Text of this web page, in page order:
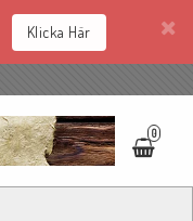
Klicka Här
0